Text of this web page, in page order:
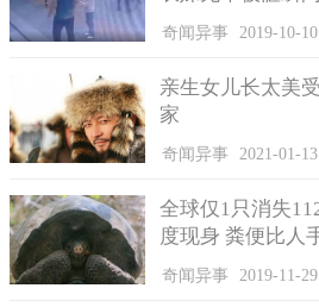
风筝。
奇闻异事 2019-10-10
亲生女儿长太美
家
奇闻异事 2021-01-13
全球仅1只消失
度现身 粪便比人
奇闻异事 2019-11-29